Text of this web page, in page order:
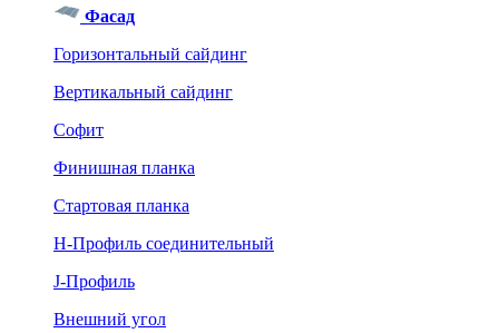
Фасад
Горизонтальный сайдинг
Вертикальный сайдинг
Софит
Финишная планка
Стартовая планка
Н-Профиль соединительный
J-Профиль
Внешний угол